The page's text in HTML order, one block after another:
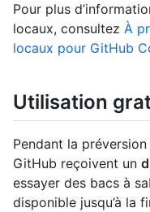
Pour plus
locaux, consultez À
locaux pour GitHub
Utilisation
Pendant la
GitHub reçoivent un
essayer des bacs à
disponible jusqu’à la